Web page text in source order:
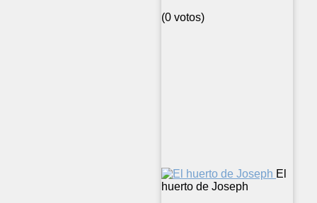
(0 votos)
El
huerto de Joseph